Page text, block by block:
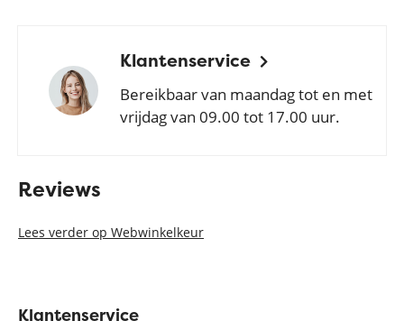
Klantenservice
Bereikbaar van maandag tot en met
vrijdag van 09.00 tot 17.00 uur.
Reviews
Lees verder op Webwinkelkeur
Klantenservice